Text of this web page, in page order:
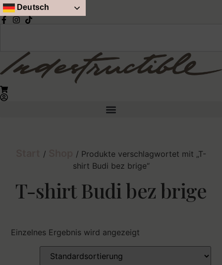
Deutsch
/
/ Produkte verschlagwortet mit „T-
shirt Budi bez brige“
T-shirt Budi bez brige
Einzelnes Ergebnis wird angezeigt